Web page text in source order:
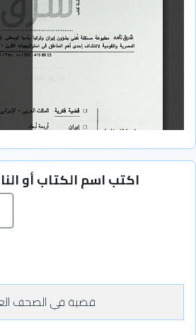
اكتب اسم الكتاب أو
قضية في الصحف